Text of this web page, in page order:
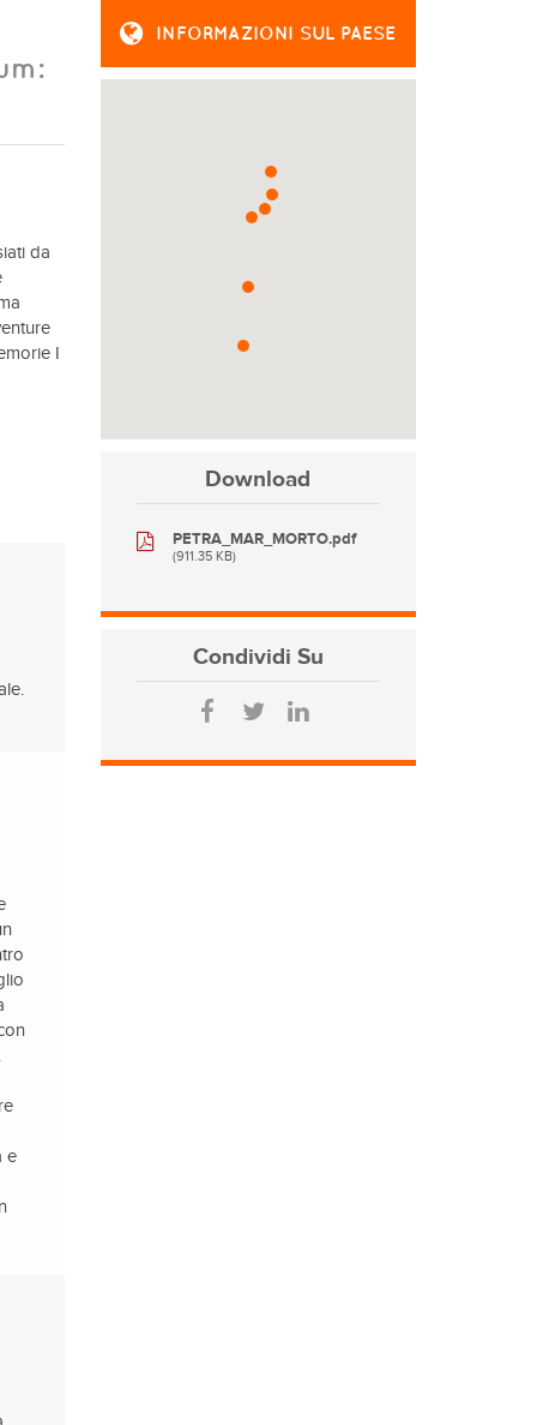
da
I
e
INFORMAZIONI SUL PAESE
Download
PETRA_MAR_MORTO.pdf
(911.35 KB)
Condividi Su